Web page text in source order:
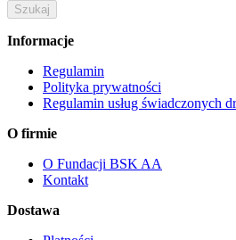
Informacje
Regulamin
Polityka prywatności
Regulamin usług świadczonych
O firmie
O Fundacji BSK AA
Kontakt
Dostawa